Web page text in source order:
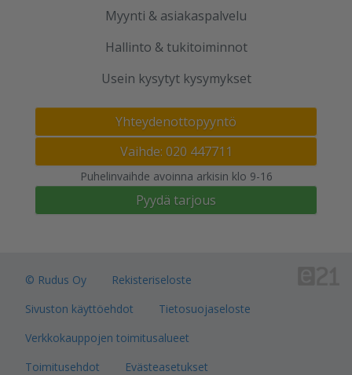
Myynti & asiakaspalvelu
Hallinto & tukitoiminnot
Usein kysytyt kysymykset
Yhteydenottopyyntö
Vaihde: 020 447711
Puhelinvaihde avoinna arkisin klo 9-16
Pyydä tarjous
© Rudus Oy
Rekisteriseloste
Sivuston käyttöehdot
Tietosuojaseloste
Verkkokauppojen toimitusalueet
Toimitusehdot
Evästeasetukset